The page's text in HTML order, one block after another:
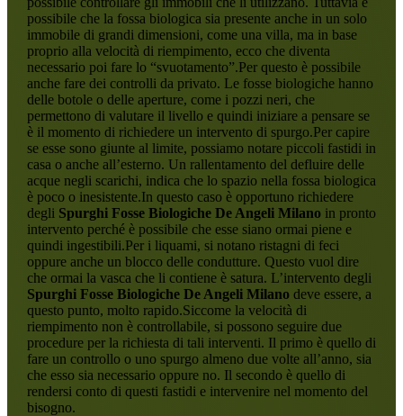
possibile che la fossa biologica sia presente anche in un solo
immobile di grandi dimensioni, come una villa, ma in base
proprio alla velocità di riempimento, ecco che diventa
necessario poi fare lo “svuotamento”.Per questo è possibile
anche fare dei controlli da privato. Le fosse biologiche hanno
delle botole o delle aperture, come i pozzi neri, che
permettono di valutare il livello e quindi iniziare a pensare se
è il momento di richiedere un intervento di spurgo.Per capire
se esse sono giunte al limite, possiamo notare piccoli fastidi in
casa o anche all’esterno. Un rallentamento del defluire delle
acque negli scarichi, indica che lo spazio nella fossa biologica
è poco o inesistente.In questo caso è opportuno richiedere
degli Spurghi Fosse Biologiche De Angeli Milanoin pronto
intervento perché è possibile che esse siano ormai piene e
quindi ingestibili.Per i liquami, si notano ristagni di feci
oppure anche un blocco delle condutture. Questo vuol dire
che ormai la vasca che li contiene è satura. L’intervento degli
Spurghi Fosse Biologiche De Angeli Milanodeve essere, a
questo punto, molto rapido.Siccome la velocità di
riempimento non è controllabile, si possono seguire due
procedure per la richiesta di tali interventi. Il primo è quello di
fare un controllo o uno spurgo almeno due volte all’anno, sia
che esso sia necessario oppure no. Il secondo è quello di
rendersi conto di questi fastidi e intervenire nel momento del
bisogno.